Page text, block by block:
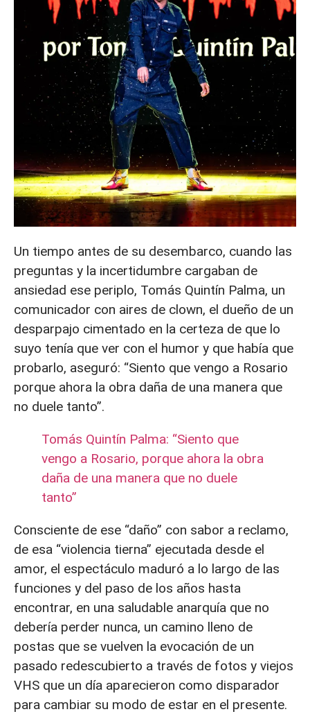
Un tiempo antes de su desembarco, cuando las
preguntas y la incertidumbre cargaban de
ansiedad ese periplo, Tomás Quintín Palma, un
comunicador con aires de clown, el dueño de un
desparpajo cimentado en la certeza de que lo
suyo tenía que ver con el humor y que había que
probarlo, aseguró: “Siento que vengo a Rosario
porque ahora la obra daña de una manera que
no duele tanto”.
Tomás Quintín Palma: “Siento que
vengo a Rosario, porque ahora la obra
daña de una manera que no duele
tanto”
Consciente de ese “daño” con sabor a reclamo,
de esa “violencia tierna” ejecutada desde el
amor, el espectáculo maduró a lo largo de las
funciones y del paso de los años hasta
encontrar, en una saludable anarquía que no
debería perder nunca, un camino lleno de
postas que se vuelven la evocación de un
pasado redescubierto a través de fotos y viejos
VHS que un día aparecieron como disparador
para cambiar su modo de estar en el presente.